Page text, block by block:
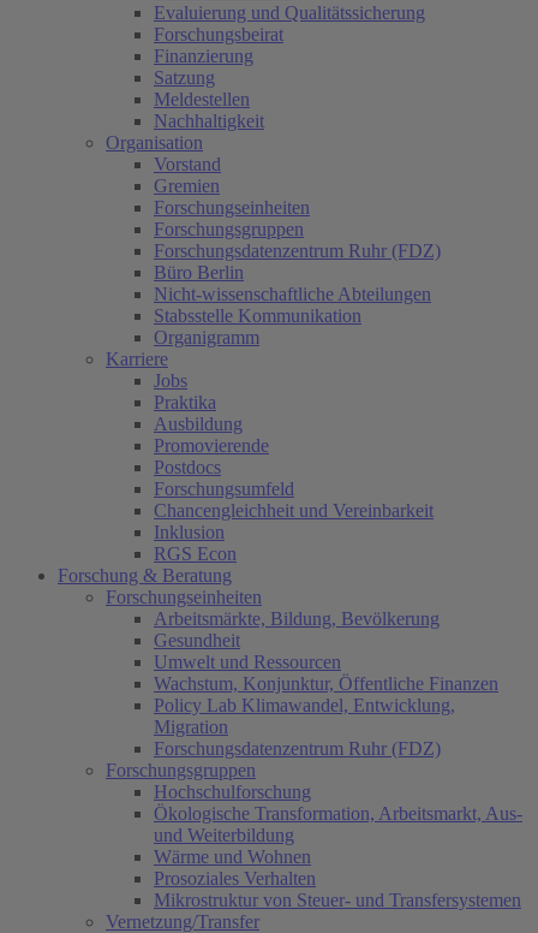
Evaluierung und Qualitätssicherung
Forschungsbeirat
Finanzierung
Satzung
Meldestellen
Nachhaltigkeit
Organisation
Vorstand
Gremien
Forschungseinheiten
Forschungsgruppen
Forschungsdatenzentrum Ruhr (FDZ)
Büro Berlin
Nicht-wissenschaftliche Abteilungen
Stabsstelle Kommunikation
Organigramm
Karriere
Jobs
Praktika
Ausbildung
Promovierende
Postdocs
Forschungsumfeld
Chancengleichheit und Vereinbarkeit
Inklusion
RGS Econ
Forschung & Beratung
Forschungseinheiten
Arbeitsmärkte, Bildung, Bevölkerung
Gesundheit
Umwelt und Ressourcen
Wachstum, Konjunktur, Öffentliche Finanzen
Policy Lab Klimawandel, Entwicklung,
Migration
Forschungsdatenzentrum Ruhr (FDZ)
Forschungsgruppen
Hochschulforschung
Ökologische Transformation, Arbeitsmarkt, Aus-
und Weiterbildung
Wärme und Wohnen
Prosoziales Verhalten
Mikrostruktur von Steuer- und Transfersystemen
Vernetzung/Transfer